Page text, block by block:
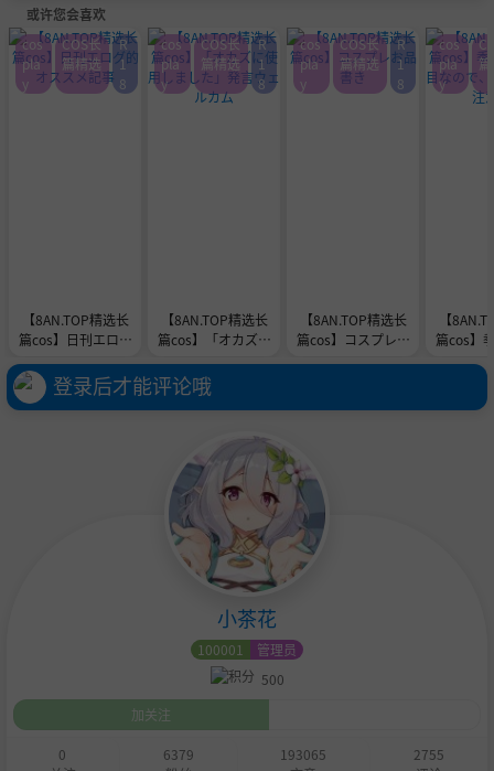
或许您会喜欢
【8AN.TOP精选长
篇cos】日刊エログ
cos
pla
y
COS长
篇精选
R
1
8
【8AN.TOP精选长
篇cos】「オカズに
ウェルカム
cos
pla
y
COS长
篇精选
R
1
8
【8AN.TOP精选长
篇cos】コスプレお
cos
pla
y
COS长
篇精选
R
1
8
【
篇cos】
は
cos
pla
y
登录后才能评论哦
小茶花
100001
管理员
500
加关注
0
6379
193065
2755